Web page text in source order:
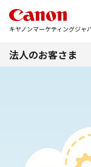
キヤノンマーケティングジャ
法人のお客さま